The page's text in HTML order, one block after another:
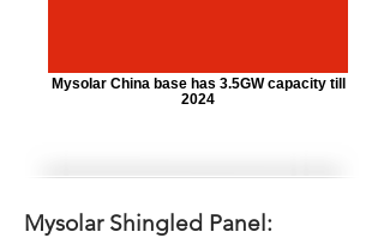
Mysolar China base has 3.5GW capacity till
2024
Mysolar Shingled Panel: